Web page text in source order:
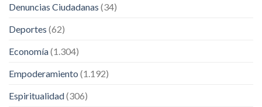
Denuncias Ciudadanas (34)
Deportes (62)
Economía(1.304)
Empoderamiento (1.192)
Espiritualidad(306)